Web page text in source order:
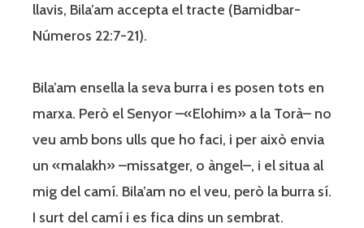
llavis, Bila’am accepta el tracte (Bamidbar-
Números 22:7-21).
Bila’am ensella la seva burra i es posen tots en
marxa. Però el Senyor –«Elohim» a la Torà– no
veu amb bons ulls que ho faci, i per això envia
un «malakh» –missatger, o àngel–, i el situa al
mig del camí. Bila’am no el veu, però la burra sí.
I surt del camí i es fica dins un sembrat.